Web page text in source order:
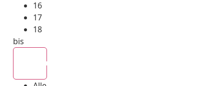
16
17
18
bis